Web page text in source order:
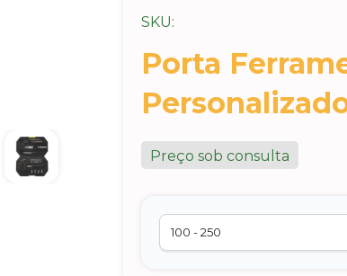
SKU:
Porta
Preço sob consulta